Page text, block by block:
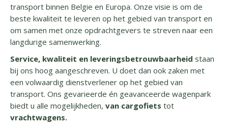
transport binnen Belgie en Europa. Onze visie is om de
beste kwaliteit te leveren op het gebied van transport en
om samen met onze opdrachtgevers te streven naar een
langdurige samenwerking.
Service, kwaliteit en leveringsbetrouwbaarheid staan
bij ons hoog aangeschreven. U doet dan ook zaken met
een volwaardig dienstverlener op het gebied van
transport. Ons gevarieerde én geavanceerde wagenpark
biedt u alle mogelijkheden, van cargofiets tot
vrachtwagens.